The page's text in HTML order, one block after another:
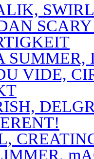
VIDE,